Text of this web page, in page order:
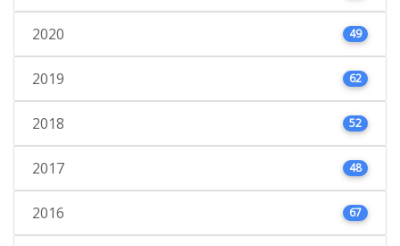
2020 49
2019 62
2018 52
2017 48
2016 67